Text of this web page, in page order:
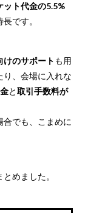
ット代金の5.5%
です。
けのサポート も用
り、会場に入れな
と取引手数料が
でも、こまめに
とめました。